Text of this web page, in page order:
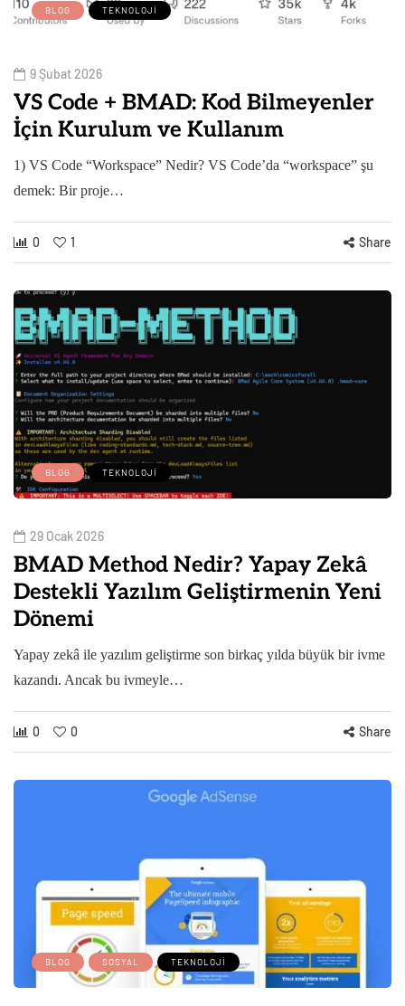
BLOG TEKNOLOJI
9 Şubat 2026
VS Code + BMAD: Kod Bilmeyenler
İçin Kurulum ve Kullanım
1) VS Code “Workspace” Nedir? VS Code’da “workspace” şu
demek: Bir proje…
0 1 Share
BLOG TEKNOLOJI
29 Ocak 2026
BMAD Method Nedir? Yapay Zekâ
Destekli Yazılım Geliştirmenin Yeni
Dönemi
Yapay zekâ ile yazılım geliştirme son birkaç yılda büyük bir ivme
kazandı. Ancak bu ivmeyle…
0 0 Share
BLOG SOSYAL TEKNOLOJI